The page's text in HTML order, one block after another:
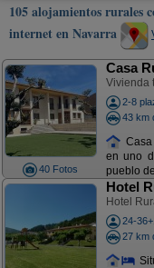
105 alojamientos rurales
internet en Navarra
40 Fotos
Casa
Vivienda
2-8
43 km
en uno
pueblo
Hotel
Hotel
24-
27 km